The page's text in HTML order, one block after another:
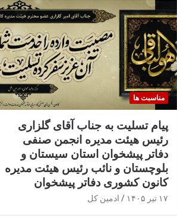
مناسبت ها
پیام تسلیت به جناب آقای گلزاری
رئیس هیئت مدیره انجمن صنفی
دفاتر پیشخوان استان سیستان و
بلوچستان و نائب رئیس هیئت مدیره
کانون کشوری دفاتر پیشخوان
۱۷ تیر ۱۴۰۵ ادمین کل